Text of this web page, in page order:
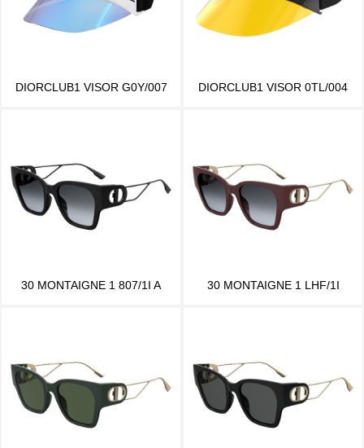
DIORCLUB1 VISOR G0Y/007 DIORCLUB1 VISOR 0TL/004
30 MONTAIGNE 1 807/1I A 30 MONTAIGNE 1 LHF/1I